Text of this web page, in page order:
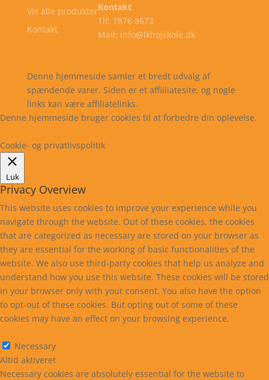
Vis alle produkter
Kontakt
Kontakt
Tlf: 7876 8672
Mail: info@lkhojskole.dk
Denne hjemmeside samler et bredt udvalg af
spændende varer. Siden er et affiiliatesite, og nogle
links kan være affiliatelinks.
Denne hjemmeside bruger cookies til at forbedre din oplevelse.
Cookie- og privatlivspolitik
Luk
Privacy Overview
This website uses cookies to improve your experience while you
navigate through the website. Out of these cookies, the cookies
that are categorized as necessary are stored on your browser as
they are essential for the working of basic functionalities of the
website. We also use third-party cookies that help us analyze and
understand how you use this website. These cookies will be stored
in your browser only with your consent. You also have the option
to opt-out of these cookies. But opting out of some of these
cookies may have an effect on your browsing experience.
Necessary
Altid aktiveret
Necessary cookies are absolutely essential for the website to